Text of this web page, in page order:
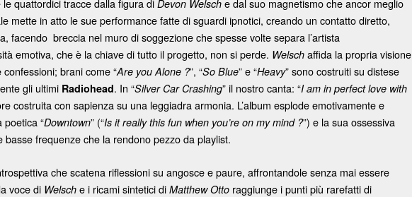
quattordici tracce dalla figura di Devon Welsch e dal suo magnetismo che ancor meglio
mette in atto le sue performance fatte di sguardi ipnotici, creando un contatto diretto,
facendo breccia nel muro di soggezione che spesse volte separa l’artista
emotiva, che è la chiave di tutto il progetto, non si perde. Welsch affida la propria visione
brani come “Are you Alone ?”, “So Blue” e “Heavy” sono costruiti su distese
gli ultimi Radiohead. In “Silver Car Crashing” il nostro canta: “I am in perfect love with
costruita con sapienza su una leggiadra armonia. L’album esplode emotivamente e
poetica “Downtown” (“Is it really this fun when you’re on my mind ?”) e la sua ossessiva
frequenze che la rendono pezzo da playlist.
che scatena riflessioni su angosce e paure, affrontandole senza mai essere
voce di Welsch e i ricami sintetici di Matthew Otto raggiunge i punti più rarefatti di